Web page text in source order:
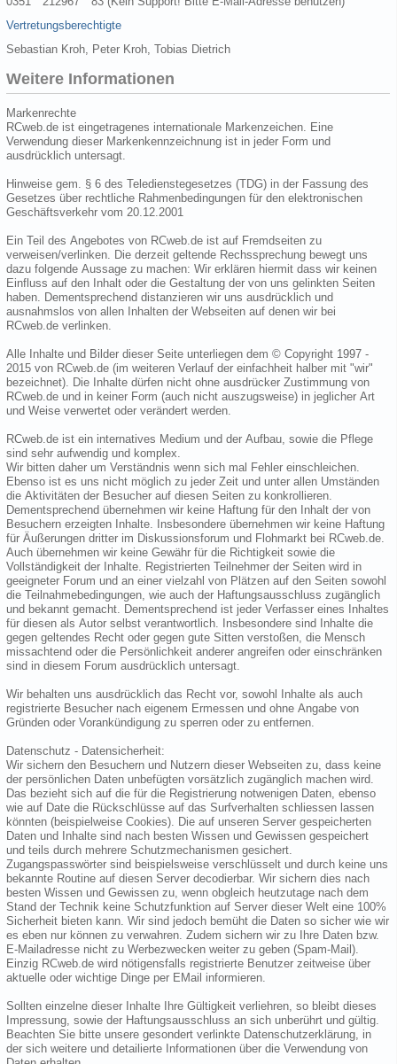
Vertretungsberechtigte
Sebastian Kroh, Peter Kroh, Tobias Dietrich
Weitere Informationen
Markenrechte
RCweb.de ist eingetragenes internationale Markenzeichen. Eine
Verwendung dieser Markenkennzeichnung ist in jeder Form und
ausdrücklich untersagt.
Hinweise gem. § 6 des Teledienstegesetzes (TDG) in der Fassung des
Gesetzes über rechtliche Rahmenbedingungen für den elektronischen
Geschäftsverkehr vom 20.12.2001
Ein Teil des Angebotes von RCweb.de ist auf Fremdseiten zu
verweisen/verlinken. Die derzeit geltende Rechssprechung bewegt uns
dazu folgende Aussage zu machen: Wir erklären hiermit dass wir keinen
Einfluss auf den Inhalt oder die Gestaltung der von uns gelinkten Seiten
haben. Dementsprechend distanzieren wir uns ausdrücklich und
ausnahmslos von allen Inhalten der Webseiten auf denen wir bei
RCweb.de verlinken.
Alle Inhalte und Bilder dieser Seite unterliegen dem © Copyright 1997 -
2015 von RCweb.de (im weiteren Verlauf der einfachheit halber mit "wir"
bezeichnet). Die Inhalte dürfen nicht ohne ausdrücker Zustimmung von
RCweb.de und in keiner Form (auch nicht auszugsweise) in jeglicher Art
und Weise verwertet oder verändert werden.
RCweb.de ist ein internatives Medium und der Aufbau, sowie die Pflege
sind sehr aufwendig und komplex.
Wir bitten daher um Verständnis wenn sich mal Fehler einschleichen.
Ebenso ist es uns nicht möglich zu jeder Zeit und unter allen Umständen
die Aktivitäten der Besucher auf diesen Seiten zu konkrollieren.
Dementsprechend übernehmen wir keine Haftung für den Inhalt der von
Besuchern erzeigten Inhalte. Insbesondere übernehmen wir keine Haftung
für Äußerungen dritter im Diskussionsforum und Flohmarkt bei RCweb.de.
Auch übernehmen wir keine Gewähr für die Richtigkeit sowie die
Vollständigkeit der Inhalte. Registrierten Teilnehmer der Seiten wird in
geeigneter Forum und an einer vielzahl von Plätzen auf den Seiten sowohl
die Teilnahmebedingungen, wie auch der Haftungsausschluss zugänglich
und bekannt gemacht. Dementsprechend ist jeder Verfasser eines Inhaltes
für diesen als Autor selbst verantwortlich. Insbesondere sind Inhalte die
gegen geltendes Recht oder gegen gute Sitten verstoßen, die Mensch
missachtend oder die Persönlichkeit anderer angreifen oder einschränken
sind in diesem Forum ausdrücklich untersagt.
Wir behalten uns ausdrücklich das Recht vor, sowohl Inhalte als auch
registrierte Besucher nach eigenem Ermessen und ohne Angabe von
Gründen oder Vorankündigung zu sperren oder zu entfernen.
Datenschutz - Datensicherheit:
Wir sichern den Besuchern und Nutzern dieser Webseiten zu, dass keine
der persönlichen Daten unbefügten vorsätzlich zugänglich machen wird.
Das bezieht sich auf die für die Registrierung notwenigen Daten, ebenso
wie auf Date die Rückschlüsse auf das Surfverhalten schliessen lassen
könnten (beispielweise Cookies). Die auf unseren Server gespeicherten
Daten und Inhalte sind nach besten Wissen und Gewissen gespeichert
und teils durch mehrere Schutzmechanismen gesichert.
Zugangspasswörter sind beispielsweise verschlüsselt und durch keine uns
bekannte Routine auf diesen Server decodierbar. Wir sichern dies nach
besten Wissen und Gewissen zu, wenn obgleich heutzutage nach dem
Stand der Technik keine Schutzfunktion auf Server dieser Welt eine 100%
Sicherheit bieten kann. Wir sind jedoch bemüht die Daten so sicher wie wir
es eben nur können zu verwahren. Zudem sichern wir zu Ihre Daten bzw.
E-Mailadresse nicht zu Werbezwecken weiter zu geben (Spam-Mail).
Einzig RCweb.de wird nötigensfalls registrierte Benutzer zeitweise über
aktuelle oder wichtige Dinge per EMail informieren.
Sollten einzelne dieser Inhalte Ihre Gültigkeit verliehren, so bleibt dieses
Impressung, sowie der Haftungsausschluss an sich unberührt und gültig.
Beachten Sie bitte unsere gesondert verlinkte Datenschutzerklärung, in
der sich weitere und detailierte Informationen über die Verwendung von